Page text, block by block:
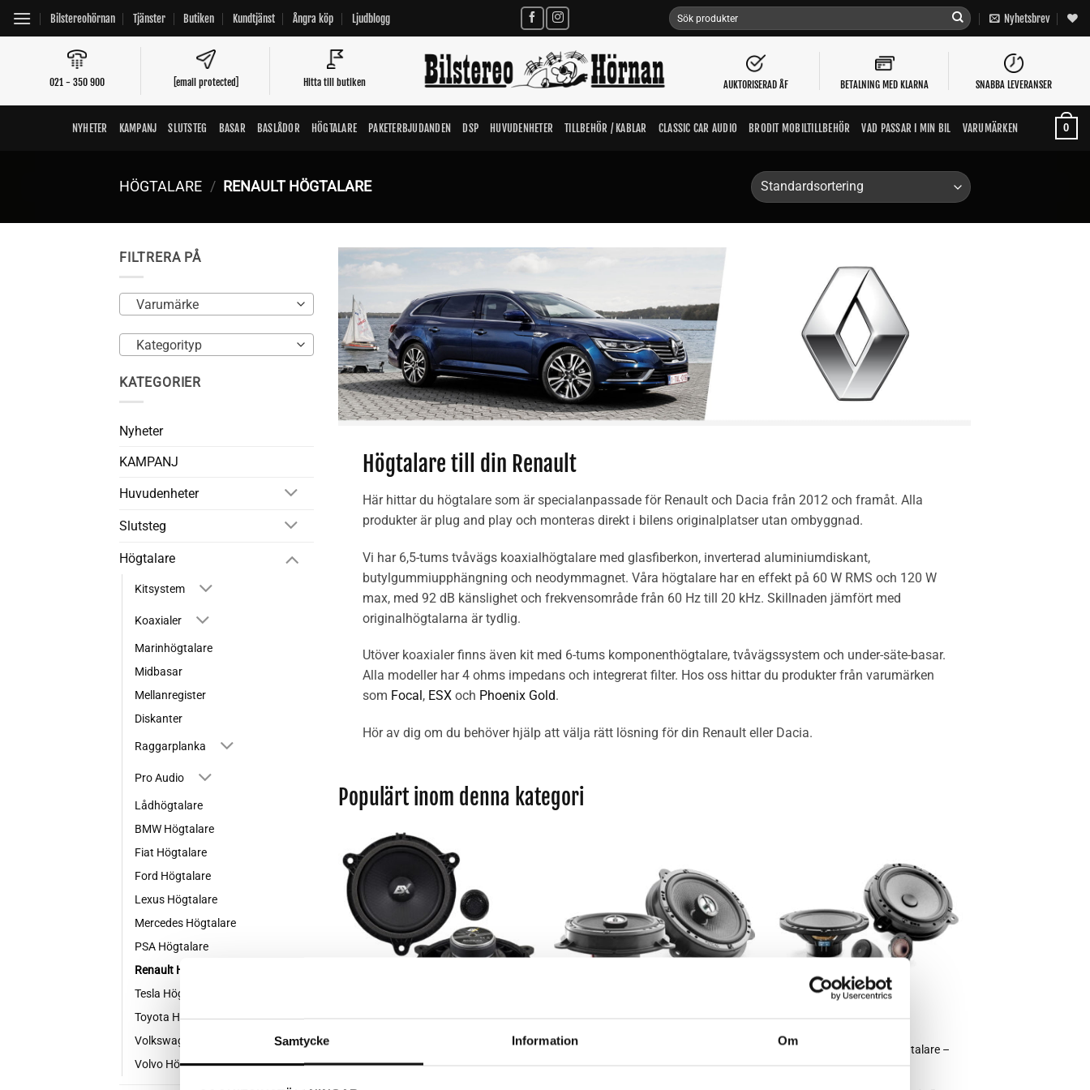
Samtycke Information Om
Skip
Bilstereohörnan Tjänster Butiken Kundtjänst Ångra köp Ljudblogg
Sök
efter:
Nyhetsbrev
021 - 350 900 [email protected] Hitta till butiken AUKTORISERAD ÅF BETALNING MED KLARNA SNABBA LEVERANSER
NYHETER KAMPANJ SLUTSTEG BASAR BASLÅDOR HÖGTALARE PAKETERBJUDANDEN DSP HUVUDENHETER TILLBEHÖR / KABLAR CLASSIC CAR AUDIO BRODIT MOBILTILLBEHÖR VAD PASSAR I MIN BIL VARUMÄRKEN 0
HÖGTALARE / RENAULT HÖGTALARE
FILTRERA PÅ
Varumärke
Kategorityp
KATEGORIER
Nyheter
KAMPANJ
Huvudenheter
Slutsteg
Högtalare
Kitsystem
Koaxialer
Marinhögtalare
Midbasar
Mellanregister
Diskanter
Raggarplanka
Pro Audio
Lådhögtalare
BMW Högtalare
Fiat Högtalare
Ford Högtalare
Lexus Högtalare
Mercedes Högtalare
PSA Högtalare
Renault Högtalare
Tesla Högtalare
Toyota Högtalare
Volkswagen Högtalare
Volvo Högtalare
Högtalare till din Renault
Här hittar du högtalare som är specialanpassade för Renault och Dacia från 2012 och framåt. Alla
produkter är plug and play och monteras direkt i bilens originalplatser utan ombyggnad.
Vi har 6,5-tums tvåvägs koaxialhögtalare med glasfiberkon, inverterad aluminiumdiskant,
butylgummiupphängning och neodymmagnet. Våra högtalare har en effekt på 60 W RMS och 120 W
max, med 92 dB känslighet och frekvensområde från 60 Hz till 20 kHz. Skillnaden jämfört med
originalhögtalarna är tydlig.
Utöver koaxialer finns även kit med 6-tums komponenthögtalare, tvåvägssystem och under-säte-basar.
Alla modeller har 4 ohms impedans och integrerat filter. Hos oss hittar du produkter från varumärken
som Focal , ESX och Phoenix Gold.
Hör av dig om du behöver hjälp att välja rätt lösning för din Renault eller Dacia.
Populärt inom denna kategori
ESX QXR6.2C – Högtalare – Renault
Master III
Lägg till i
önskelistan
Focal IC RNS 165 – Högtalare –
Lägg till i
önskelistan
Focal IS RNS 165 – Högtalare –